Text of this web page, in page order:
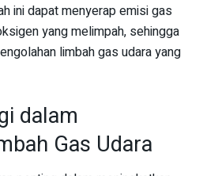
ini dapat menyerap emisi gas
yang melimpah, sehingga
limbah gas udara yang
dalam
Gas Udara